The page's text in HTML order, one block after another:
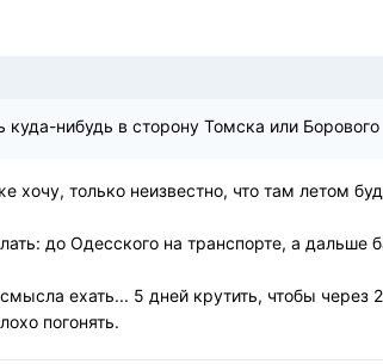
куда-нибудь в сторону Томска или Борового
хочу, только неизвестно, что там летом
до Одесского на транспорте, а дальше
ехать... 5 дней крутить, чтобы
погонять.